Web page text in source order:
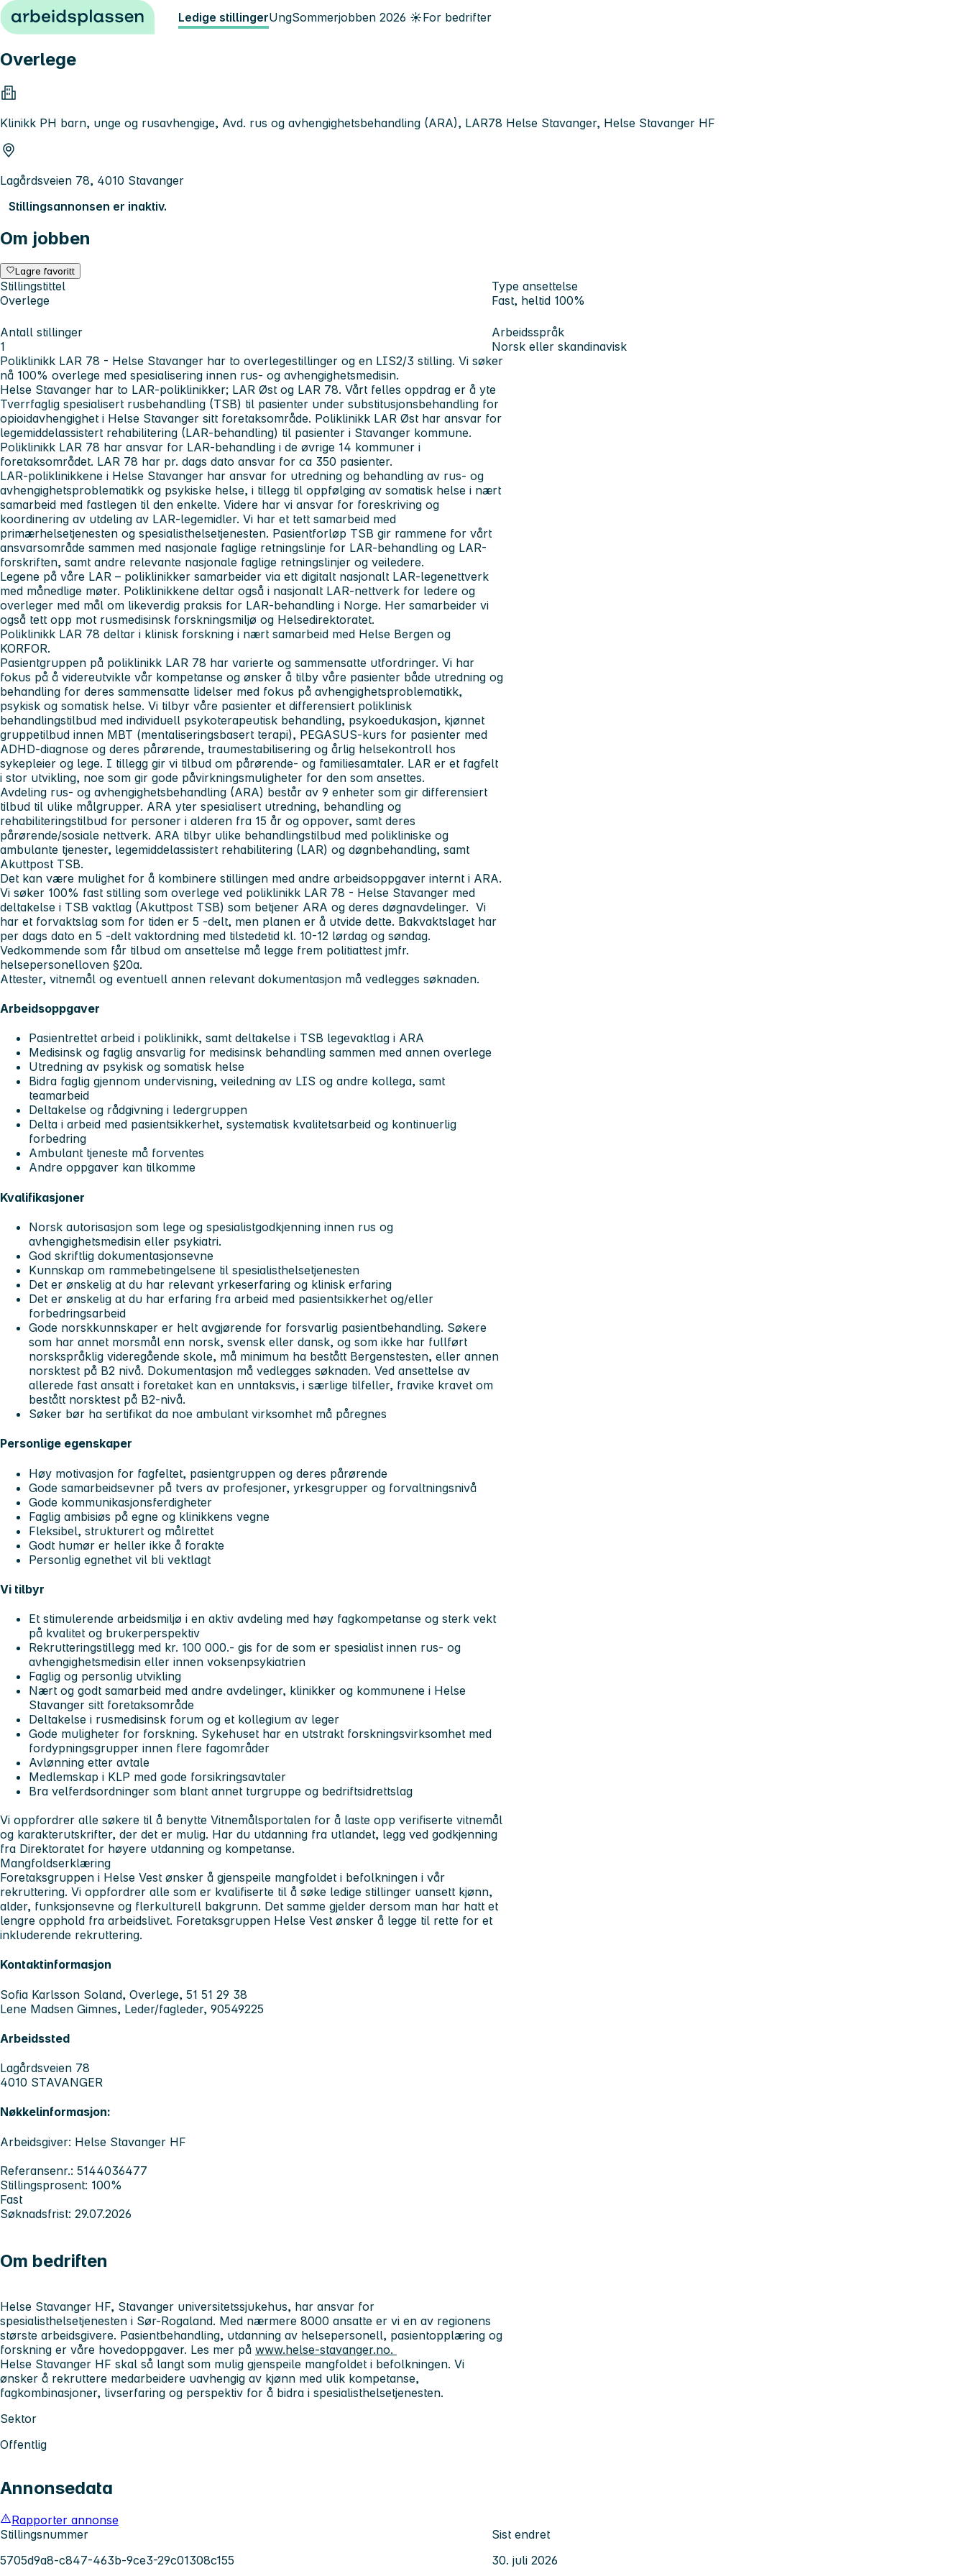
Hopp til innhold Ledige stillingerUngSommerjobben 2026 ☀️For bedrifter
Overlege
Klinikk PH barn, unge og rusavhengige, Avd. rus og avhengighetsbehandling (ARA), LAR78 Helse Stavanger, Helse Stavanger HF
Lagårdsveien 78, 4010 Stavanger
Stillingsannonsen er inaktiv.
Om jobben
Lagre favoritt
Stillingstittel
Overlege
Type ansettelse
Fast, heltid 100%
Antall stillinger
1
Arbeidsspråk
Norsk eller skandinavisk
Poliklinikk LAR 78 - Helse Stavanger har to overlegestillinger og en LIS2/3 stilling. Vi søker
nå 100% overlege med spesialisering innen rus- og avhengighetsmedisin.
Helse Stavanger har to LAR-poliklinikker; LAR Øst og LAR 78. Vårt felles oppdrag er å yte
Tverrfaglig spesialisert rusbehandling (TSB) til pasienter under substitusjonsbehandling for
opioidavhengighet i Helse Stavanger sitt foretaksområde. Poliklinikk LAR Øst har ansvar for
legemiddelassistert rehabilitering (LAR-behandling) til pasienter i Stavanger kommune.
Poliklinikk LAR 78 har ansvar for LAR-behandling i de øvrige 14 kommuner i
foretaksområdet. LAR 78 har pr. dags dato ansvar for ca 350 pasienter.
LAR-poliklinikkene i Helse Stavanger har ansvar for utredning og behandling av rus- og
avhengighetsproblematikk og psykiske helse, i tillegg til oppfølging av somatisk helse i nært
samarbeid med fastlegen til den enkelte. Videre har vi ansvar for foreskriving og
koordinering av utdeling av LAR-legemidler. Vi har et tett samarbeid med
primærhelsetjenesten og spesialisthelsetjenesten. Pasientforløp TSB gir rammene for vårt
ansvarsområde sammen med nasjonale faglige retningslinje for LAR-behandling og LAR-
forskriften, samt andre relevante nasjonale faglige retningslinjer og veiledere.
Legene på våre LAR – poliklinikker samarbeider via ett digitalt nasjonalt LAR-legenettverk
med månedlige møter. Poliklinikkene deltar også i nasjonalt LAR-nettverk for ledere og
overleger med mål om likeverdig praksis for LAR-behandling i Norge. Her samarbeider vi
også tett opp mot rusmedisinsk forskningsmiljø og Helsedirektoratet.
Poliklinikk LAR 78 deltar i klinisk forskning i nært samarbeid med Helse Bergen og
KORFOR.
Pasientgruppen på poliklinikk LAR 78 har varierte og sammensatte utfordringer. Vi har
fokus på å videreutvikle vår kompetanse og ønsker å tilby våre pasienter både utredning og
behandling for deres sammensatte lidelser med fokus på avhengighetsproblematikk,
psykisk og somatisk helse. Vi tilbyr våre pasienter et differensiert poliklinisk
behandlingstilbud med individuell psykoterapeutisk behandling, psykoedukasjon, kjønnet
gruppetilbud innen MBT (mentaliseringsbasert terapi), PEGASUS-kurs for pasienter med
ADHD-diagnose og deres pårørende, traumestabilisering og årlig helsekontroll hos
sykepleier og lege. I tillegg gir vi tilbud om pårørende- og familiesamtaler. LAR er et fagfelt
i stor utvikling, noe som gir gode påvirkningsmuligheter for den som ansettes.
Avdeling rus- og avhengighetsbehandling (ARA) består av 9 enheter som gir differensiert
tilbud til ulike målgrupper. ARA yter spesialisert utredning, behandling og
rehabiliteringstilbud for personer i alderen fra 15 år og oppover, samt deres
pårørende/sosiale nettverk. ARA tilbyr ulike behandlingstilbud med polikliniske og
ambulante tjenester, legemiddelassistert rehabilitering (LAR) og døgnbehandling, samt
Akuttpost TSB.
Det kan være mulighet for å kombinere stillingen med andre arbeidsoppgaver internt i ARA.
Vi søker 100% fast stilling som overlege ved poliklinikk LAR 78 - Helse Stavanger med
deltakelse i TSB vaktlag (Akuttpost TSB) som betjener ARA og deres døgnavdelinger. Vi
har et forvaktslag som for tiden er 5 -delt, men planen er å utvide dette. Bakvaktslaget har
per dags dato en 5 -delt vaktordning med tilstedetid kl. 10-12 lørdag og søndag.
Vedkommende som får tilbud om ansettelse må legge frem politiattest jmfr.
helsepersonelloven §20a.
Attester, vitnemål og eventuell annen relevant dokumentasjon må vedlegges søknaden.
Arbeidsoppgaver
Pasientrettet arbeid i poliklinikk, samt deltakelse i TSB legevaktlag i ARA
Medisinsk og faglig ansvarlig for medisinsk behandling sammen med annen overlege
Utredning av psykisk og somatisk helse
Bidra faglig gjennom undervisning, veiledning av LIS og andre kollega, samt
teamarbeid
Deltakelse og rådgivning i ledergruppen
Delta i arbeid med pasientsikkerhet, systematisk kvalitetsarbeid og kontinuerlig
forbedring
Ambulant tjeneste må forventes
Andre oppgaver kan tilkomme
Kvalifikasjoner
Norsk autorisasjon som lege og spesialistgodkjenning innen rus og
avhengighetsmedisin eller psykiatri.
God skriftlig dokumentasjonsevne
Kunnskap om rammebetingelsene til spesialisthelsetjenesten
Det er ønskelig at du har relevant yrkeserfaring og klinisk erfaring
Det er ønskelig at du har erfaring fra arbeid med pasientsikkerhet og/eller
forbedringsarbeid
Gode norskkunnskaper er helt avgjørende for forsvarlig pasientbehandling. Søkere
som har annet morsmål enn norsk, svensk eller dansk, og som ikke har fullført
norskspråklig videregående skole, må minimum ha bestått Bergenstesten, eller annen
norsktest på B2 nivå. Dokumentasjon må vedlegges søknaden. Ved ansettelse av
allerede fast ansatt i foretaket kan en unntaksvis, i særlige tilfeller, fravike kravet om
bestått norsktest på B2-nivå.
Søker bør ha sertifikat da noe ambulant virksomhet må påregnes
Personlige egenskaper
Høy motivasjon for fagfeltet, pasientgruppen og deres pårørende
Gode samarbeidsevner på tvers av profesjoner, yrkesgrupper og forvaltningsnivå
Gode kommunikasjonsferdigheter
Faglig ambisiøs på egne og klinikkens vegne
Fleksibel, strukturert og målrettet
Godt humør er heller ikke å forakte
Personlig egnethet vil bli vektlagt
Vi tilbyr
Et stimulerende arbeidsmiljø i en aktiv avdeling med høy fagkompetanse og sterk vekt
på kvalitet og brukerperspektiv
Rekrutteringstillegg med kr. 100 000.- gis for de som er spesialist innen rus- og
avhengighetsmedisin eller innen voksenpsykiatrien
Faglig og personlig utvikling
Nært og godt samarbeid med andre avdelinger, klinikker og kommunene i Helse
Stavanger sitt foretaksområde
Deltakelse i rusmedisinsk forum og et kollegium av leger
Gode muligheter for forskning. Sykehuset har en utstrakt forskningsvirksomhet med
fordypningsgrupper innen flere fagområder
Avlønning etter avtale
Medlemskap i KLP med gode forsikringsavtaler
Bra velferdsordninger som blant annet turgruppe og bedriftsidrettslag
Vi oppfordrer alle søkere til å benytte Vitnemålsportalen for å laste opp verifiserte vitnemål
og karakterutskrifter, der det er mulig. Har du utdanning fra utlandet, legg ved godkjenning
fra Direktoratet for høyere utdanning og kompetanse.
Mangfoldserklæring
Foretaksgruppen i Helse Vest ønsker å gjenspeile mangfoldet i befolkningen i vår
rekruttering. Vi oppfordrer alle som er kvalifiserte til å søke ledige stillinger uansett kjønn,
alder, funksjonsevne og flerkulturell bakgrunn. Det samme gjelder dersom man har hatt et
lengre opphold fra arbeidslivet. Foretaksgruppen Helse Vest ønsker å legge til rette for et
inkluderende rekruttering.
Kontaktinformasjon
Sofia Karlsson Soland, Overlege, 51 51 29 38
Lene Madsen Gimnes, Leder/fagleder, 90549225
Arbeidssted
Lagårdsveien 78
4010 STAVANGER
Nøkkelinformasjon:
Arbeidsgiver: Helse Stavanger HF
Referansenr.: 5144036477
Stillingsprosent: 100%
Fast
Søknadsfrist: 29.07.2026
Om bedriften
Helse Stavanger HF, Stavanger universitetssjukehus, har ansvar for
spesialisthelsetjenesten i Sør-Rogaland. Med nærmere 8000 ansatte er vi en av regionens
største arbeidsgivere. Pasientbehandling, utdanning av helsepersonell, pasientopplæring og
forskning er våre hovedoppgaver. Les mer på www.helse-stavanger.no.
Helse Stavanger HF skal så langt som mulig gjenspeile mangfoldet i befolkningen. Vi
ønsker å rekruttere medarbeidere uavhengig av kjønn med ulik kompetanse,
fagkombinasjoner, livserfaring og perspektiv for å bidra i spesialisthelsetjenesten.
Sektor
Offentlig
Annonsedata
Rapporter annonse
Stillingsnummer
5705d9a8-c847-463b-9ce3-29c01308c155
Sist endret
30. juli 2026